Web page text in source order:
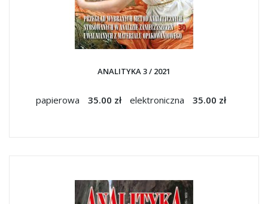
ANALITYKA 3 / 2021
papierowa 35.00 zł elektroniczna 35.00 zł